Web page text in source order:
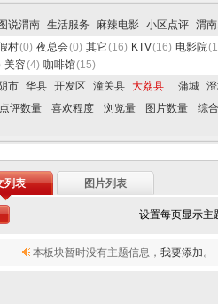
图说渭南 生活服务 麻辣电影 小区点评 渭
村(0) 夜总会(0) 其它(16) KTV(16) 电影院
美容(4) 咖啡馆(15)
市 华县 开发区 潼关县 大荔县 蒲城
点评数量 喜欢程度 浏览量 图片数量 综
列表 图片列表
设置每页显示
本板块暂时没有主题信息， 我要添加。